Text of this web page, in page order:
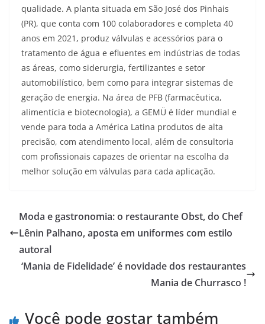
qualidade. A planta situada em São José dos Pinhais
(PR), que conta com 100 colaboradores e completa 40
anos em 2021, produz válvulas e acessórios para o
tratamento de água e efluentes em indústrias de todas
as áreas, como siderurgia, fertilizantes e setor
automobilístico, bem como para integrar sistemas de
geração de energia. Na área de PFB (farmacêutica,
alimentícia e biotecnologia), a GEMÜ é líder mundial e
vende para toda a América Latina produtos de alta
precisão, com atendimento local, além de consultoria
com profissionais capazes de orientar na escolha da
melhor solução em válvulas para cada aplicação.
Moda e gastronomia: o restaurante Obst, do Chef
Lênin Palhano, aposta em uniformes com estilo
autoral
‘Mania de Fidelidade’ é novidade dos restaurantes
Mania de Churrasco !
Você pode gostar também